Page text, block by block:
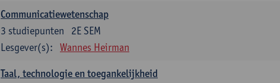
Communicatiewetenschap
2E SEM
3 studiepunten
Lesgever(s):
Wannes Heirman
Taal, technologie en toegankelijkheid